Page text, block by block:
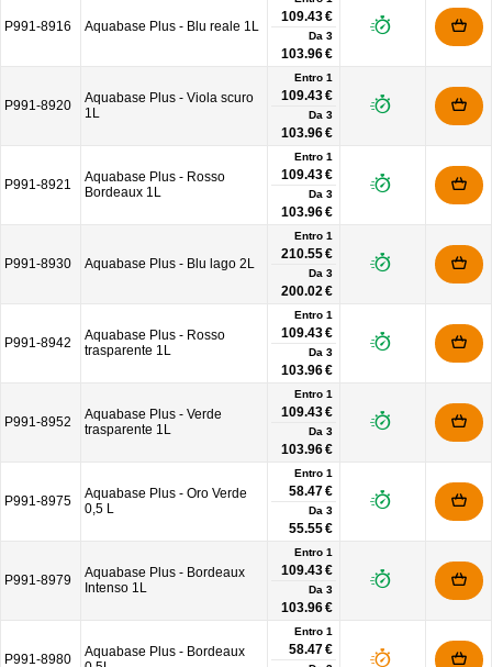
P991-8916 Aquabase Plus - Blu reale 1L
109.43 €
Da 3
103.96 €
P991-8920
Aquabase Plus - Viola scuro
1L
Entro 1
109.43 €
Da 3
103.96 €
P991-8921
Aquabase Plus - Rosso
Bordeaux 1L
Entro 1
109.43 €
Da 3
103.96 €
P991-8930 Aquabase Plus - Blu lago 2L
Entro 1
210.55 €
Da 3
200.02 €
P991-8942
Aquabase Plus - Rosso
trasparente 1L
Entro 1
109.43 €
Da 3
103.96 €
P991-8952
Aquabase Plus - Verde
trasparente 1L
Entro 1
109.43 €
Da 3
103.96 €
P991-8975
Aquabase Plus - Oro Verde
0,5 L
Entro 1
58.47 €
Da 3
55.55 €
P991-8979
Aquabase Plus - Bordeaux
Intenso 1L
Entro 1
109.43 €
Da 3
103.96 €
P991-8980
Aquabase Plus - Bordeaux
Entro 1
58.47 €